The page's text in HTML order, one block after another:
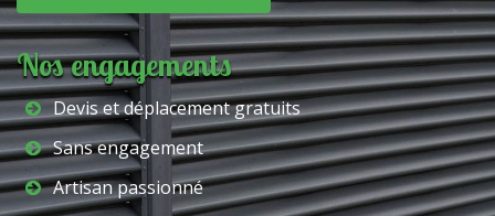
Nos engagements
Devis et déplacement gratuits
Sans engagement
Artisan passionné